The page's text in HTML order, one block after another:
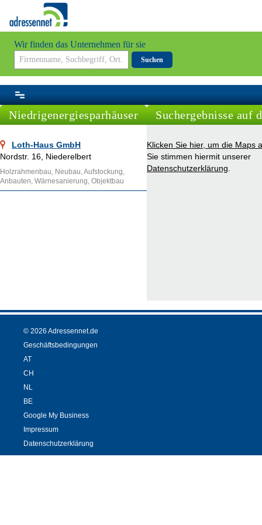
Wir finden das Unternehmen für sie
Suchen
Niedrigenergiesparhäuser
Loth-Haus GmbH
Nordstr. 16, Niederelbert
Holzrahmenbau, Neubau, Aufstockung,
Anbauten, Wärnesanierung, Objektbau
Suchergebnisse auf
Klicken Sie hier, um die Maps
Sie stimmen hiermit unserer
Datenschutzerklärung
© 2026 Adressennet.de
Geschäftsbedingungen
AT
CH
NL
BE
Google My Business
Impressum
Datenschutzerklärung